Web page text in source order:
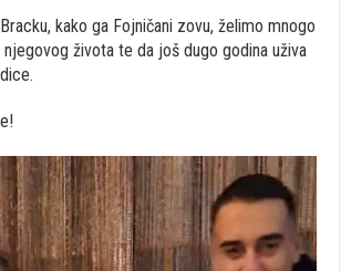
kako ga Fojničani zovu, želimo mnogo
njegovog života te da još dugo godina uživa